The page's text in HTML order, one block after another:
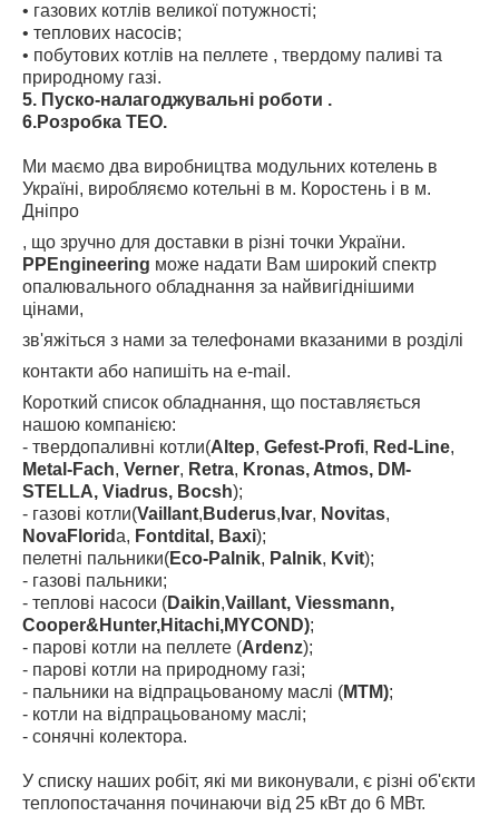
• газових котлів великої потужності;
• теплових насосів;
• побутових котлів на пеллете , твердому паливі та
природному газі.
5. Пуско-налагоджувальні роботи .
6.Розробка ТЕО.
Ми маємо два виробництва модульних котелень в
Україні, виробляємо котельні в м. Коростень і в м.
Дніпро
, що зручно для доставки в різні точки України.
PPEngineering може надати Вам широкий спектр
опалювального обладнання за найвигіднішими
цінами,
зв'яжіться з нами за телефонами вказаними в розділі
контакти або напишіть на e-mail.
Короткий список обладнання, що поставляється
нашою компанією:
- твердопаливні котли(Altep, Gefest-Profi, Red-Line,
Metal-Fach, Verner, Retra, Kronas, Atmos, DM-
STELLA, Viadrus, Bocsh);
- газові котли(Vaillant, Buderus, Ivar, Novitas,
NovaFlorida, Fontdital, Baxi);
пелетні пальники(Eco-Palnik, Palnik, Kvit);
- газові пальники;
- теплові насоси (Daikin,Vaillant, Viessmann,
Cooper&Hunter,Hitachi,MYCOND);
- парові котли на пеллете (Ardenz);
- парові котли на природному газі;
- пальники на відпрацьованому маслі (MTM);
- котли на відпрацьованому маслі;
- сонячні колектора.
У списку наших робіт, які ми виконували, є різні об'єкти
теплопостачання починаючи від 25 кВт до 6 МВт.